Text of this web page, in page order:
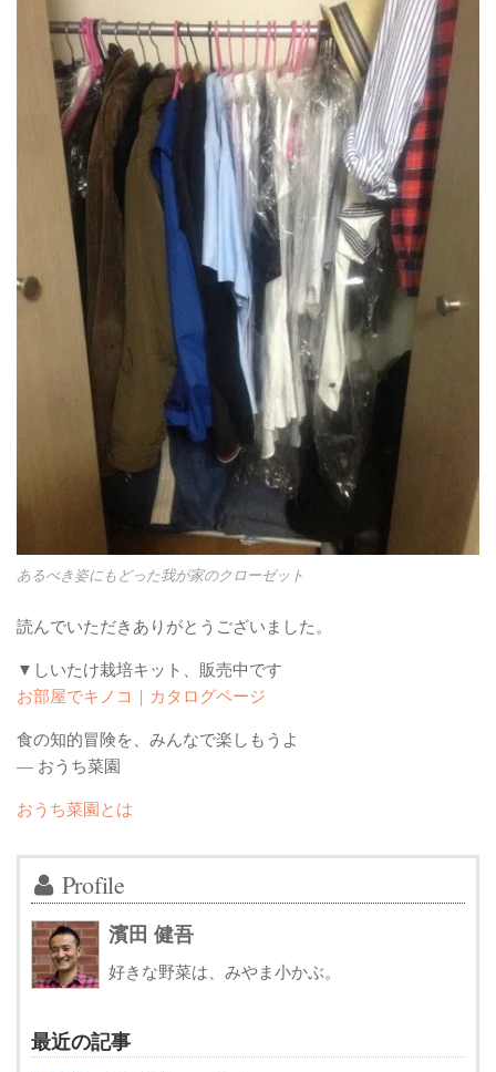
あるべき姿にもどった我が家のクローゼット
読んでいただきありがとうございました。
▼しいたけ栽培キット、販売中です
お部屋でキノコ｜カタログページ
食の知的冒険を、みんなで楽しもうよ
— おうち菜園
おうち菜園とは
Profile
濱田 健吾
好きな野菜は、みやま小かぶ。
最近の記事